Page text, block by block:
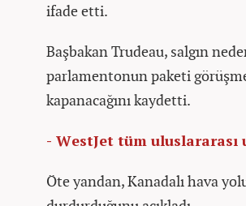
ifade etti.
Başbakan Trudeau, salgın
parlamentonun paketi
kapanacağını kaydetti.
- WestJet tüm uluslararası
Öte yandan, Kanadalı hava